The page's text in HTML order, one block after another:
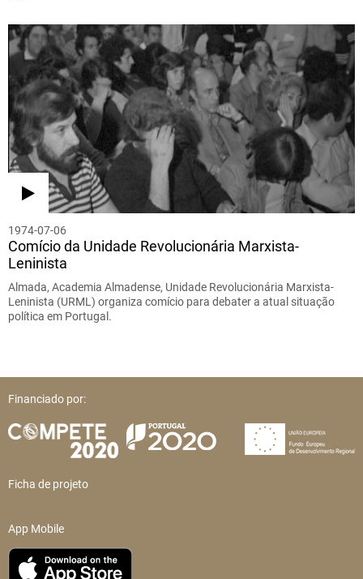
1974-07-06
Comício da Unidade Revolucionária Marxista-
Leninista
Almada, Academia Almadense, Unidade Revolucionária Marxista-
Leninista (URML) organiza comício para debater a atual situação
política em Portugal.
Financiado por:
Ficha de projeto
App Mobile